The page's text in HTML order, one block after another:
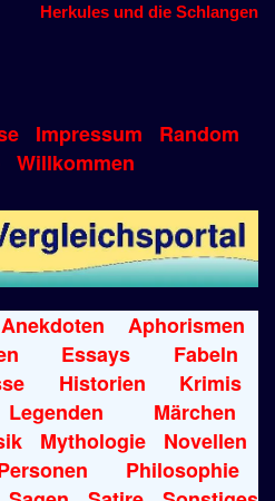
Herkules und die Schlangen
Impressum
Random
Willkommen
Anekdoten
Aphorismen
Essays
Fabeln
Historien
Krimis
Legenden
Märchen
Mythologie
Novellen
Philosophie